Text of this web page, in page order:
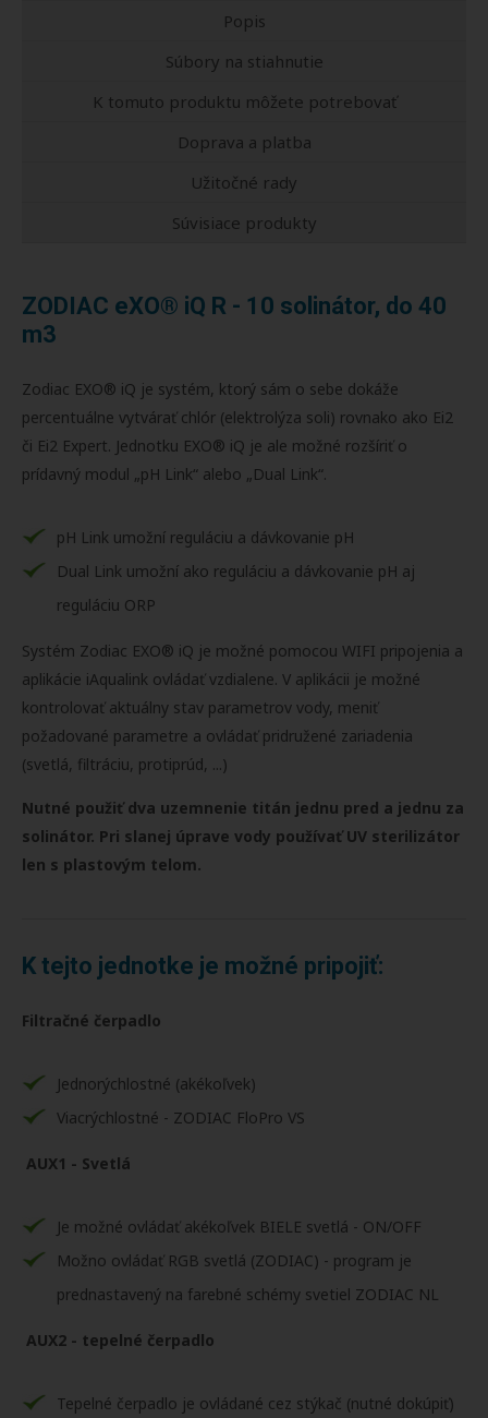
Popis
Súbory na stiahnutie
K tomuto produktu môžete potrebovať
Doprava a platba
Užitočné rady
Súvisiace produkty
ZODIAC eXO® iQ R - 10 solinátor, do 40
m3
Zodiac EXO® iQ je systém, ktorý sám o sebe dokáže
percentuálne vytvárať chlór (elektrolýza soli) rovnako ako Ei2
či Ei2 Expert. Jednotku EXO® iQ je ale možné rozšíriť o
prídavný modul „pH Link“ alebo „Dual Link“.
pH Link umožní reguláciu a dávkovanie pH
Dual Link umožní ako reguláciu a dávkovanie pH aj
reguláciu ORP
Systém Zodiac EXO® iQ je možné pomocou WIFI pripojenia a
aplikácie iAqualink ovládať vzdialene. V aplikácii je možné
kontrolovať aktuálny stav parametrov vody, meniť
požadované parametre a ovládať pridružené zariadenia
(svetlá, filtráciu, protiprúd, ...)
Nutné použiť dva uzemnenie titán jednu pred a jednu za
solinátor. Pri slanej úprave vody používať UV sterilizátor
len s plastovým telom.
K tejto jednotke je možné pripojiť:
Filtračné čerpadlo
Jednorýchlostné (akékoľvek)
Viacrýchlostné - ZODIAC FloPro VS
AUX1 - Svetlá
Je možné ovládať akékoľvek BIELE svetlá - ON/OFF
Možno ovládať RGB svetlá (ZODIAC) - program je
prednastavený na farebné schémy svetiel ZODIAC NL
AUX2 - tepelné čerpadlo
Tepelné čerpadlo je ovládané cez stýkač (nutné dokúpiť)